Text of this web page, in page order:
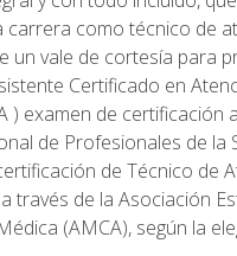
carrera como técnico de
un vale de cortesía para
Certificado en
) examen de certificación
de Profesionales de la
de Técnico de
través de la Asociación
(AMCA), según la